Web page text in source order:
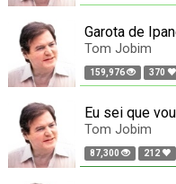
Garota de
Tom Jobim
159,976 370
Eu sei que
Tom Jobim
87,300 212